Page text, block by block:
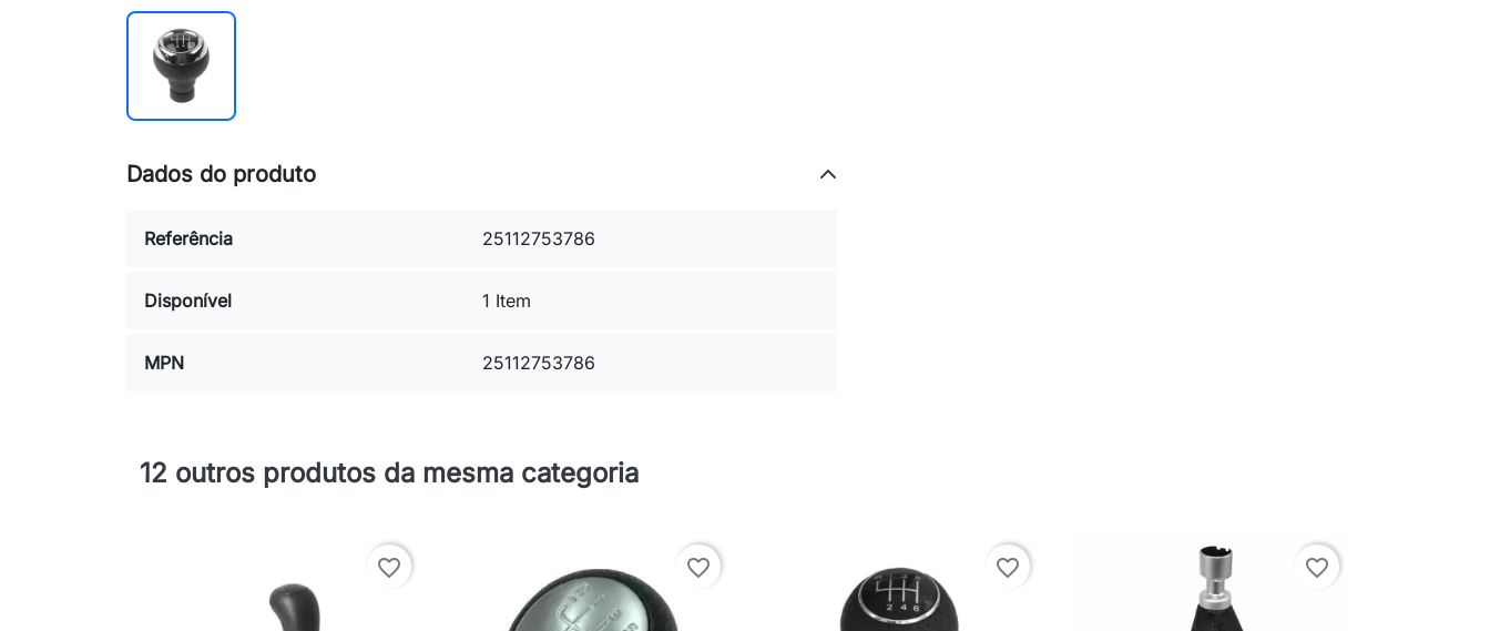
Dados do produto
Referência 25112753786
Disponível 1 Item
MPN 25112753786
12 outros produtos da mesma categoria
favorite_border favorite_border favorite_border favorite_border